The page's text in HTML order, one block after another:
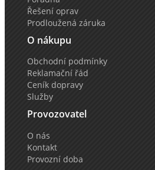
Řešení oprav
Prodloužená záruka
O nákupu
Obchodní podmínky
Reklamační řád
Ceník dopravy
Služby
Provozovatel
O nás
Kontakt
Provozní doba